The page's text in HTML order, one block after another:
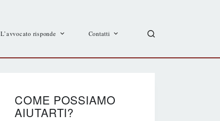
L’avvocato risponde Contatti
COME POSSIAMO
AIUTARTI?